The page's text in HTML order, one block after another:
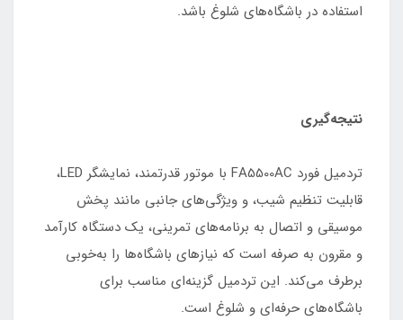
استفاده در باشگاه‌های شلوغ باشد.
نتیجه‌گیری
تردمیل فورد FA5500AC با موتور قدرتمند، نمایشگر LED،
قابلیت تنظیم شیب، و ویژگی‌های جانبی مانند پخش
موسیقی و اتصال به برنامه‌های تمرینی، یک دستگاه کارآمد
و مقرون به صرفه است که نیازهای باشگاه‌ها را به‌خوبی
برطرف می‌کند. این تردمیل گزینه‌ای مناسب برای
باشگاه‌های حرفه‌ای و شلوغ است.